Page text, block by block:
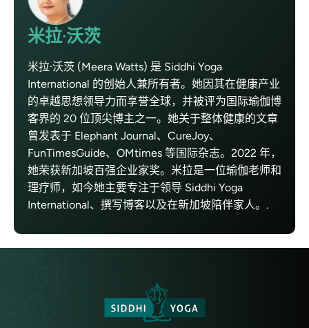
米拉·沃茨
米拉·沃茨 (Meera Watts) 是 Siddhi Yoga
International 的创始人兼所有者。她因其在健康产业
的卓越思想领导力而享誉全球，并被评为国际瑜伽博
客界的 20 位顶尖博主之一。她关于整体健康的文章
曾发表于 Elephant Journal、CureJoy、
FunTimesGuide、OMtimes 等国际杂志。2022 年，
她荣获新加坡百强企业家奖。米拉是一位瑜伽老师和
理疗师，如今她主要专注于领导 Siddhi Yoga
International、撰写博客以及在新加坡陪伴家人。.